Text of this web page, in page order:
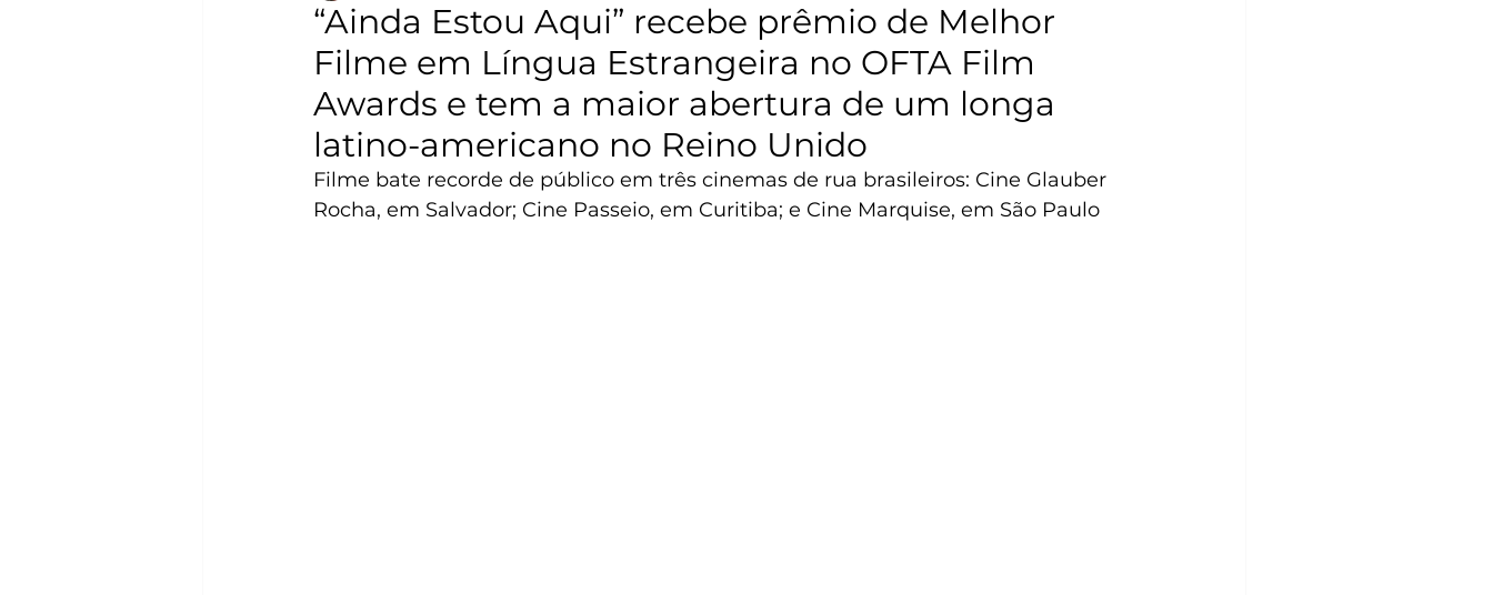
“Ainda Estou Aqui” recebe prêmio de Melhor
Filme em Língua Estrangeira no OFTA Film
Awards e tem a maior abertura de um longa
latino-americano no Reino Unido
Filme bate recorde de público em três cinemas de rua brasileiros: Cine Glauber
Rocha, em Salvador; Cine Passeio, em Curitiba; e Cine Marquise, em São Paulo